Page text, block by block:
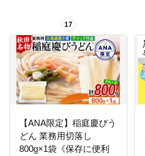
17
【ANA限定】稲庭慶びう
どん 業務用切落し
800g×1袋《保存に便利